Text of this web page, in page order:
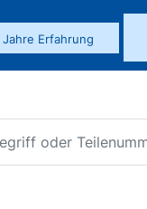
Jahre Erfahrung